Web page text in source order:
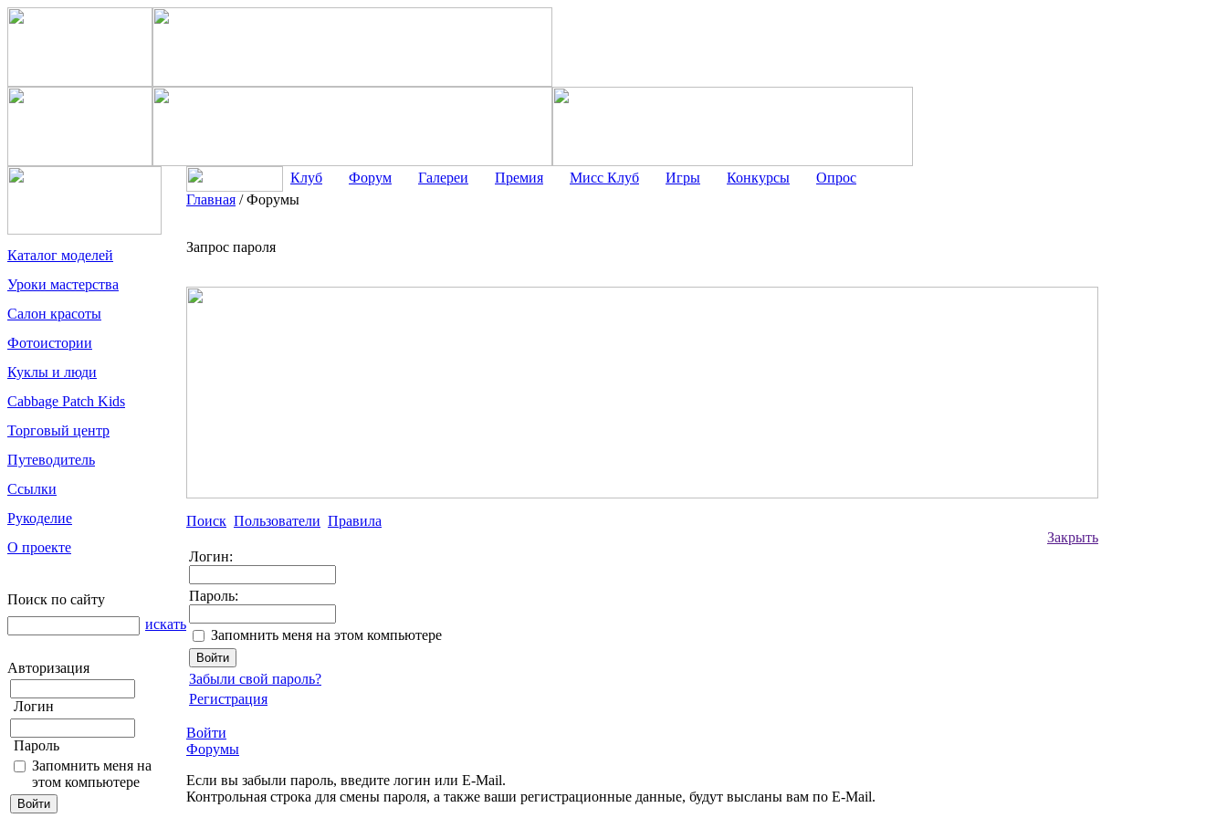
Каталог моделей
Уроки мастерства
Салон красоты
Фотоистории
Куклы и люди
Cabbage Patch Kids
Торговый центр
Путеводитель
Ссылки
Рукоделие
О проекте
Поиск по сайту
искать
Авторизация
Логин
Пароль
Запомнить меня на
этом компьютере
Клуб Форум Галереи Премия Мисс Клуб Игры Конкурсы
Опрос
Главная /Форумы
Запрос пароля
Поиск Пользователи Правила
Закрыть
Логин:
Пароль:
Запомнить меня на этом компьютере
Забыли свой пароль?
Регистрация
Войти
Форумы
Если вы забыли пароль, введите логин или E-Mail.
Контрольная строка для смены пароля, а также ваши регистрационные данные, будут высланы вам по E-Mail.